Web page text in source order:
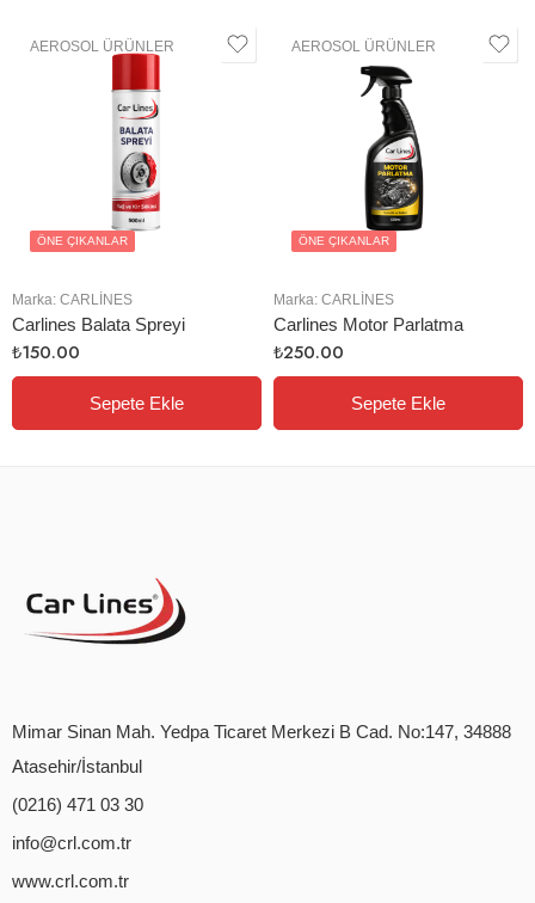
AEROSOL ÜRÜNLER
Marka: CARLINES
Carlines Balata Spreyi
ÖNE ÇIKANLAR
₺150.00
Sepete Ekle
AEROSOL ÜRÜNLER
Marka: CARLINES
Carlines Motor Parlatma
ÖNE ÇIKANLAR
₺250.00
Sepete Ekle
Mimar Sinan Mah. Yedpa Ticaret Merkezi B Cad. No:147, 34888
Atasehir/İstanbul
(0216) 471 03 30
info@crl.com.tr
www.crl.com.tr